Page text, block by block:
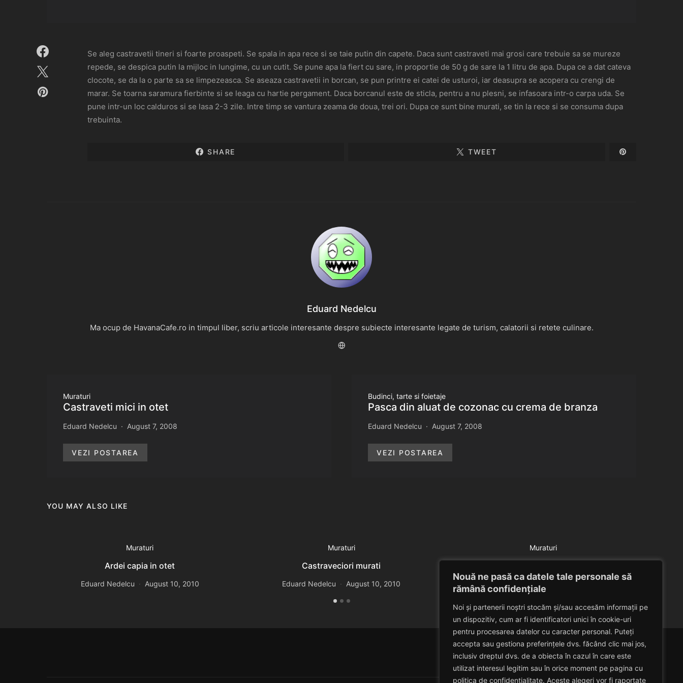
Nouă ne pasă ca datele tale personale să
rămână confidențiale
Noi și partenerii noștri stocăm și/sau accesăm informații pe
un dispozitiv, cum ar fi identificatori unici în cookie-uri
pentru procesarea datelor cu caracter personal. Puteți
accepta sau gestiona preferințele dvs. făcând clic mai jos,
inclusiv dreptul dvs. de a obiecta în cazul în care este
utilizat interesul legitim sau în orice moment pe pagina cu
politica de confidențialitate. Aceste alegeri vor fi raportate
Se aleg castravetii tineri si foarte proaspeti. Se spala in apa rece si se taie putin din capete. Daca sunt castraveti mai grosi care trebuie sa se mureze
repede, se despica putin la mijloc in lungime, cu un cutit. Se pune apa la fiert cu sare, in proportie de 50 g de sare la 1 litru de apa. Dupa ce a dat cateva
clocote, se da la o parte sa se limpezeasca. Se aseaza castravetii in borcan, se pun printre ei catei de usturoi, iar deasupra se acopera cu crengi de
marar. Se toarna saramura fierbinte si se leaga cu hartie pergament. Daca borcanul este de sticla, pentru a nu plesni, se infasoara intr-o carpa uda. Se
pune intr-un loc calduros si se lasa 2-3 zile. Intre timp se vantura zeama de doua, trei ori. Dupa ce sunt bine murati, se tin la rece si se consuma dupa
trebuinta.
SHARE TWEET
Eduard Nedelcu
Ma ocup de HavanaCafe.ro in timpul liber, scriu articole interesante despre subiecte interesante legate de turism, calatorii si retete culinare.
Muraturi
Castraveti mici in otet
Eduard Nedelcu August 7, 2008
VEZI POSTAREA
Budinci, tarte si foietaje
Pasca din aluat de cozonac cu crema de branza
Eduard Nedelcu August 7, 2008
VEZI POSTAREA
YOU MAY ALSO LIKE
Muraturi
Ardei capia in otet
Eduard Nedelcu August 10, 2010
Muraturi
Castraveciori murati
Eduard Nedelcu August 10, 2010
Muraturi
Eduard Nedelcu August 10, 2010